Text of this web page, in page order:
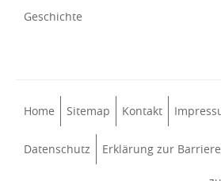
Geschichte
Home Sitemap Kontakt
Datenschutz Erklärung zur